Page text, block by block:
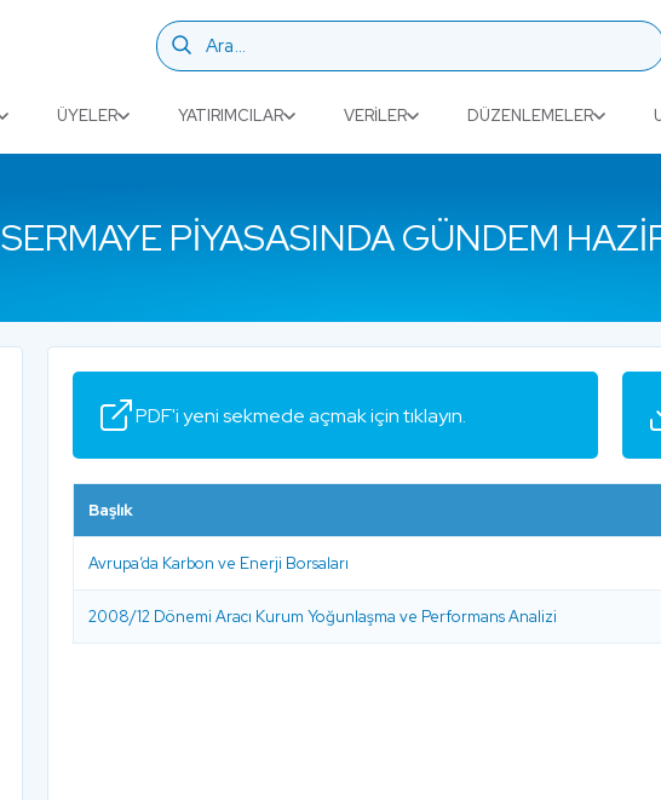
ÜYELER YATIRIMCILAR VERILER DÜZENLEMELER
SERMAYE PIYASASINDA GÜNDEM
PDF'i yeni sekmede açmak için tıklayın.
Başlık
Avrupa’da Karbon ve Enerji Borsaları
2008/12 Dönemi Aracı Kurum Yoğunlaşma ve Performans Analizi